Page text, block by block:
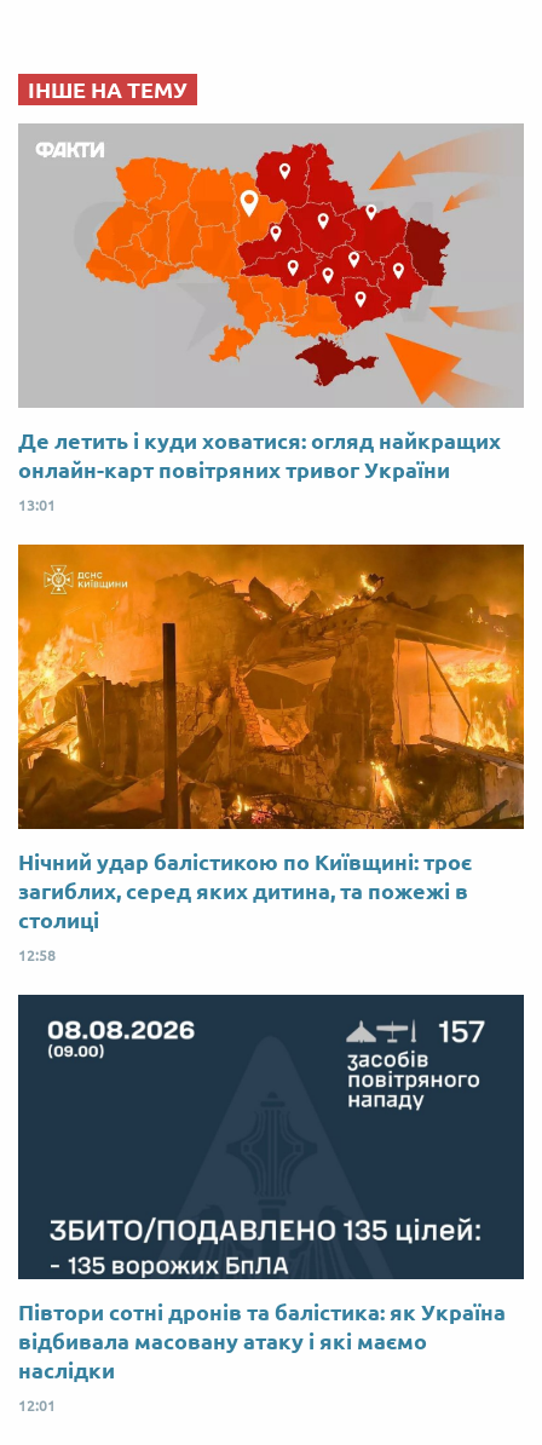
ІНШЕ НА ТЕМУ
Де летить і куди ховатися: огляд найкращих
онлайн-карт повітряних тривог України
13:01
Нічний удар балістикою по Київщині: троє
загиблих, серед яких дитина, та пожежі в
столиці
12:58
Півтори сотні дронів та балістика: як Україна
відбивала масовану атаку і які маємо
наслідки
12:01